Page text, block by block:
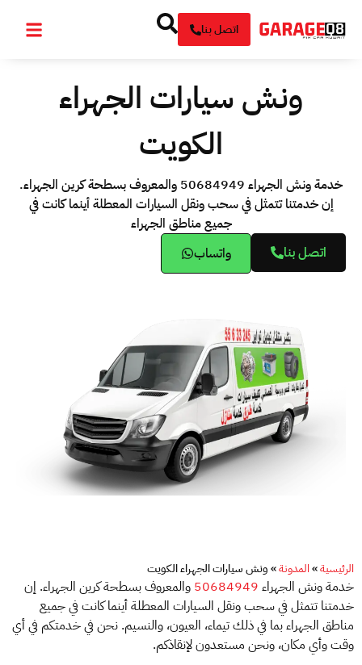
اتصل بنا
ونش سيارات الجهراء
الكويت
خدمة ونش الجهراء 50684949 والمعروف بسطحة كرين الجهراء.
إن خدمتنا تتمثل في سحب ونقل السيارات المعطلة أينما كانت في
جميع مناطق الجهراء
اتصل بنا
واتساب
الرئيسية»المدونة»ونش سيارات الجهراء الكويت
خدمة ونش الجهراء 50684949 والمعروف بسطحة كرين الجهراء. إن
خدمتنا تتمثل في سحب ونقل السيارات المعطلة أينما كانت في جميع
مناطق الجهراء بما في ذلك تيماء، العيون، والنسيم. نحن في خدمتكم في أي
وقت وأي مكان، ونحن مستعدون لإنقاذكم.